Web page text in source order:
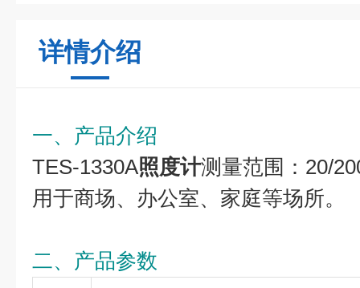
详情介绍
一、产品介绍
TES-1330A照度计测量范围：20/
用于商场、办公室、家庭等场所。
二、产品参数